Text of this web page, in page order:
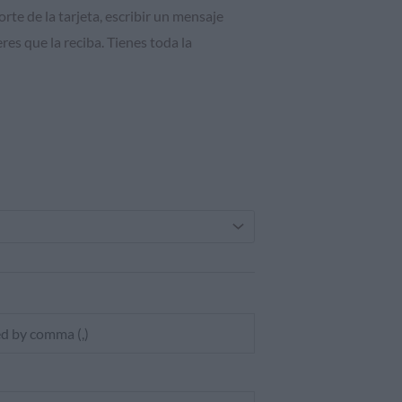
de la tarjeta, escribir un mensaje
que la reciba. Tienes toda la